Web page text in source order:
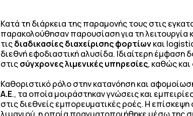
Κατά τη διάρκεια της παραμονής τους στις
παρακολούθησαν παρουσίαση για τη λειτουργία
τιςδιαδικασίες διαχείρισης φορτίωνκαι
διεθνή εφοδιαστική αλυσίδα. Ιδιαίτερη έμφαση
στιςσύγχρονες λιμενικές υπηρεσίες, καθώς
Καθοριστικό ρόλο στην κατανόηση και
Α.Ε., τα οποία μοιράστηκαν γνώσεις και
στις διεθνείς εμπορευματικές ροές. Η